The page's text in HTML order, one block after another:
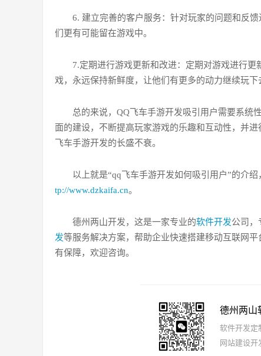
6. 建立完善的客户服务：针对玩家的问题和反
们更有可能留在游戏中。
7.定期进行游戏更新和改进：定期对游戏进行
戏，永远保持新鲜度，让他们有更多的动力继续玩下
总的来说，QQ飞车手游开发吸引用户需要系统
面的建设，不断提高玩家游戏的乐趣和互动性，并
飞车手游开发的长盛不衰。
以上就是“qq飞车手游开发如何吸引用户”的介
tp://www.dzkaifa.cn。
德州两山开发，这是一家专业的软件开发公司，
发等服务解决方案，帮助企业快速搭建移动互联网
有保障，欢迎咨询。
德州两山
软件开发定
网站建设开